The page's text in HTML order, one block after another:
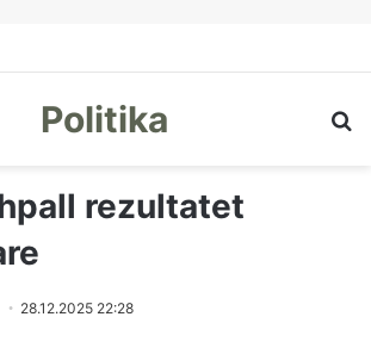
Politika
rezultatet
28.12.2025 22:28